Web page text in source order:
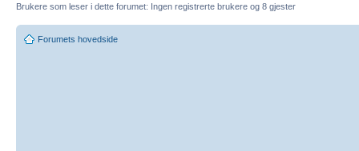
Brukere som leser i dette forumet: Ingen registrerte brukere og 8 gjester
Forumets hovedside